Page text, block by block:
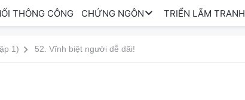
THÔNG CÔNG CHỨNG NGÔN TRIỂN LÃM TRANH
1) 52. Vĩnh biệt người dễ dãi!